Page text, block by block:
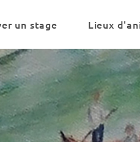
un stage Lieux